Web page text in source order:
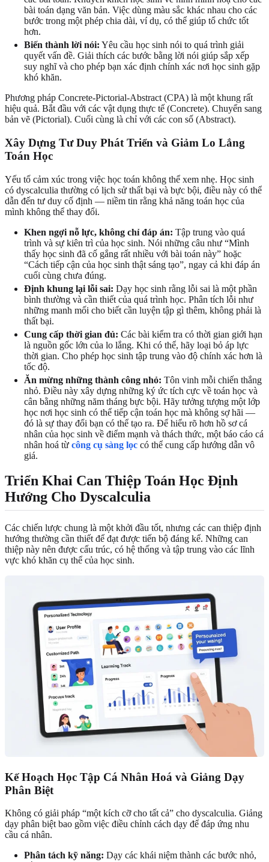
bài toán dạng văn bản. Việc dùng màu sắc khác nhau cho các
bước trong một phép chia dài, ví dụ, có thể giúp tổ chức tốt
hơn.
Biến thành lời nói: Yêu cầu học sinh nói to quá trình giải
quyết vấn đề. Giải thích các bước bằng lời nói giúp sắp xếp
suy nghĩ và cho phép bạn xác định chính xác nơi học sinh gặp
khó khăn.
Phương pháp Concrete‑Pictorial‑Abstract (CPA) là một khung rất
hiệu quả. Bắt đầu với các vật dụng thực tế (Concrete). Chuyển sang
bản vẽ (Pictorial). Cuối cùng là chỉ với các con số (Abstract).
Xây Dựng Tư Duy Phát Triển và Giảm Lo Lắng
Toán Học
Yếu tố cảm xúc trong việc học toán không thể xem nhẹ. Học sinh
có dyscalculia thường có lịch sử thất bại và bực bội, điều này có thể
dẫn đến tư duy cố định — niềm tin rằng khả năng toán học của
mình không thể thay đổi.
Khen ngợi nỗ lực, không chỉ đáp án: Tập trung vào quá
trình và sự kiên trì của học sinh. Nói những câu như “Mình
thấy học sinh đã cố gắng rất nhiều với bài toán này” hoặc
“Cách tiếp cận của học sinh thật sáng tạo”, ngay cả khi đáp án
cuối cùng chưa đúng.
Định khung lại lỗi sai: Dạy học sinh rằng lỗi sai là một phần
bình thường và cần thiết của quá trình học. Phân tích lỗi như
những manh mối cho biết cần luyện tập gì thêm, không phải là
thất bại.
Cung cấp thời gian đủ: Các bài kiểm tra có thời gian giới hạn
là nguồn gốc lớn của lo lắng. Khi có thể, hãy loại bỏ áp lực
thời gian. Cho phép học sinh tập trung vào độ chính xác hơn là
tốc độ.
Ăn mừng những thành công nhỏ: Tôn vinh mỗi chiến thắng
nhỏ. Điều này xây dựng những ký ức tích cực về toán học và
cân bằng những năm tháng bực bội. Hãy tưởng tượng một lớp
học nơi học sinh có thể tiếp cận toán học mà không sợ hãi —
đó là sự thay đổi bạn có thể tạo ra. Để hiểu rõ hơn hồ sơ cá
nhân của học sinh về điểm mạnh và thách thức, một báo cáo cá
nhân hoá từ công cụ sàng lọc có thể cung cấp hướng dẫn vô
giá.
Triển Khai Can Thiệp Toán Học Định
Hướng Cho Dyscalculia
Các chiến lược chung là một khởi đầu tốt, nhưng các can thiệp định
hướng thường cần thiết để đạt được tiến bộ đáng kể. Những can
thiệp này nên được cấu trúc, có hệ thống và tập trung vào các lĩnh
vực khó khăn cụ thể của học sinh.
Kế Hoạch Học Tập Cá Nhân Hoá và Giảng Dạy
Phân Biệt
Không có giải pháp “một kích cỡ cho tất cả” cho dyscalculia. Giảng
dạy phân biệt bao gồm việc điều chỉnh cách dạy để đáp ứng nhu
cầu cá nhân.
Phân tách kỹ năng: Dạy các khái niệm thành các bước nhỏ,